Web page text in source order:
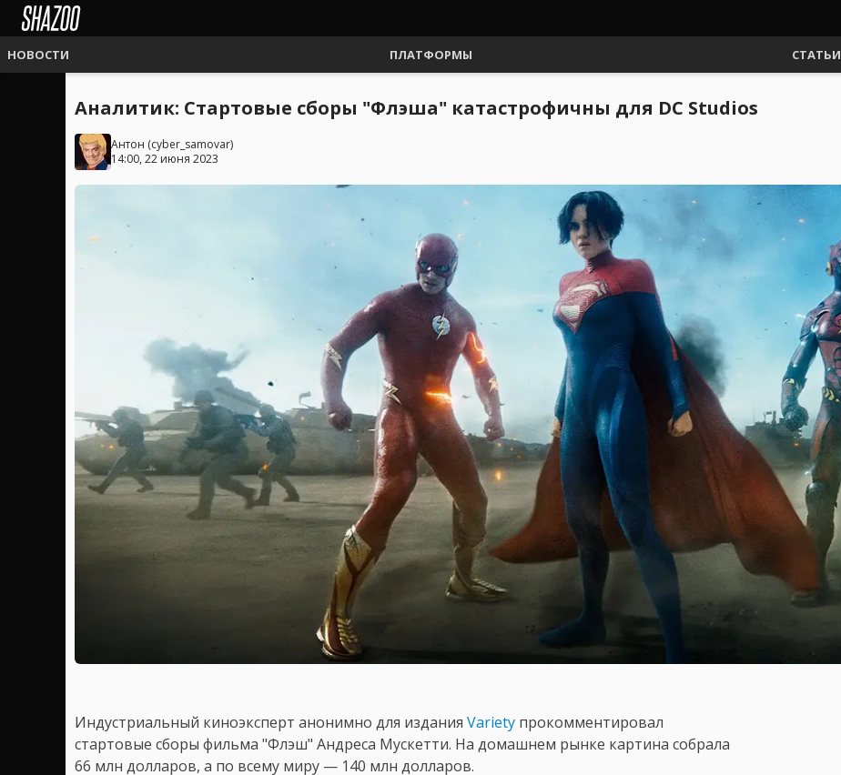
НОВОСТИ ПЛАТФОРМЫ СТАТЬИ
Аналитик: Стартовые сборы "Флэша" катастрофичны для DC Studios
Антон (cyber_samovar)
14:00, 22 июня 2023
Индустриальный киноэксперт анонимно для издания Variety прокомментировал
стартовые сборы фильма "Флэш" Андреса Мускетти. На домашнем рынке картина собрала
66 млн долларов, а по всему миру — 140 млн долларов.